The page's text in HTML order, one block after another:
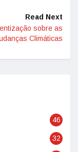
Read Next
sobre as
Climáticas
46
32